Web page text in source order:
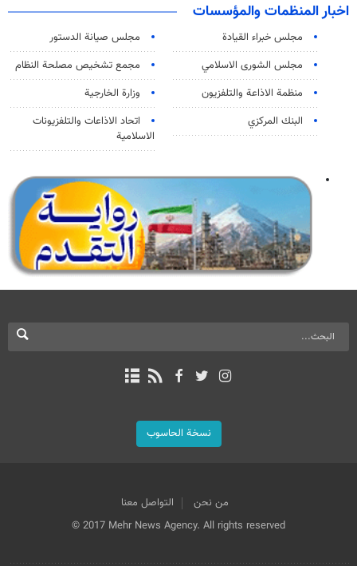
اخبار المنظمات والمؤسسات
مجلس خبراء القيادة
مجلس صيانة الدستور
مجلس الشورى الاسلامي
مجمع تشخيص مصلحة النظام
منظمة الاذاعة والتلفزیون
وزارة الخارجية
البنك المركزي
اتحاد الاذاعات والتلفزيونات
الاسلامية
نسخة الحاسوب
من نحن
التواصل معنا
© 2017 Mehr News Agency. All rights reserved